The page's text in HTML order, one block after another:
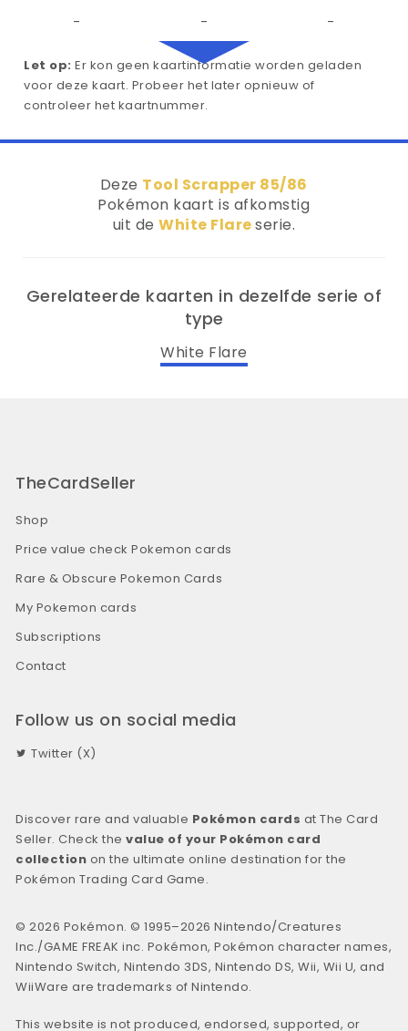
- - -
Let op: Er kon geen kaartinformatie worden geladen
voor deze kaart. Probeer het later opnieuw of
controleer het kaartnummer.
Deze Tool Scrapper 85/86
Pokémon kaart is afkomstig
uit deWhite Flareserie.
Gerelateerde kaarten in dezelfde serie of
type
White Flare
TheCardSeller
Shop
Price value check Pokemon cards
Rare & Obscure Pokemon Cards
My Pokemon cards
Subscriptions
Contact
Follow us on social media
Twitter (X)
Discover rare and valuable Pokémon cards at The Card
Seller. Check thevalue of your Pokémon card
collection on the ultimate online destination for the
Pokémon Trading Card Game.
© 2026 Pokémon. © 1995–2026 Nintendo/Creatures
Inc./GAME FREAK inc. Pokémon, Pokémon character names,
Nintendo Switch, Nintendo 3DS, Nintendo DS, Wii, Wii U, and
WiiWare are trademarks of Nintendo.
This website is not produced, endorsed, supported, or